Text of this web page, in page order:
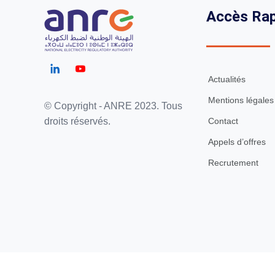
© Copyright - ANRE 2023. Tous
droits réservés.
Accès
Actualités
Mentions légales
Contact
Appels d’offres
Recrutement